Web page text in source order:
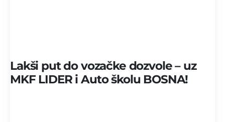
Lakši put do vozačke dozvole – uz
MKF LIDER i Auto školu BOSNA!